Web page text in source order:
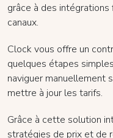
grâce à des
canaux.
Clock vous offre un
quelques étapes
naviguer manuellement
mettre à jour les tarifs.
Grâce à cette solution
stratégies de prix et de